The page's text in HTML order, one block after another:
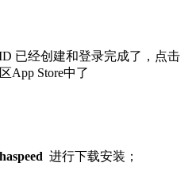
已经创建和登录完成了，点击
App Store中了
进行下载安装；